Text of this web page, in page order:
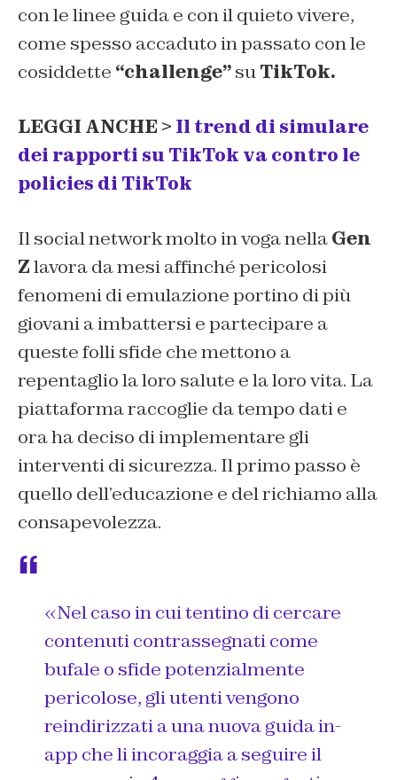
con le linee guida e con il quieto vivere,
come spesso accaduto in passato con le
cosiddette “challenge”suTikTok.
LEGGI ANCHE > Il trend di simulare
dei rapporti su TikTok va contro le
policies di TikTok
Il social network molto in voga nellaGen
Zlavora da mesi affinché pericolosi
fenomeni di emulazione portino di più
giovani a imbattersi e partecipare a
queste folli sfide che mettono a
repentaglio la loro salute e la loro vita. La
piattaforma raccoglie da tempo dati e
ora ha deciso di implementare gli
interventi di sicurezza. Il primo passo è
quello dell’educazione e del richiamo alla
consapevolezza.
«Nel caso in cui tentino di cercare
contenuti contrassegnati come
bufale o sfide potenzialmente
pericolose, gli utenti vengono
reindirizzati a una nuova guida in-
app che li incoraggia a seguire il